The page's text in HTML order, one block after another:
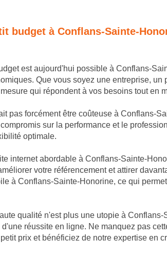
budget à Conflans-Sainte-
est aujourd'hui possible à Conflans-
Que vous soyez une entreprise,
qui répondent à vos besoins tout en
pas forcément être coûteuse à Conflans-
sur la performance et le
optimale.
internet abordable à Conflans-Sainte-
votre référencement et attirer
à Conflans-Sainte-Honorine, ce qui
qualité n'est plus une utopie à
réussite en ligne. Ne manquez pas
prix et bénéficiez de notre expertise en